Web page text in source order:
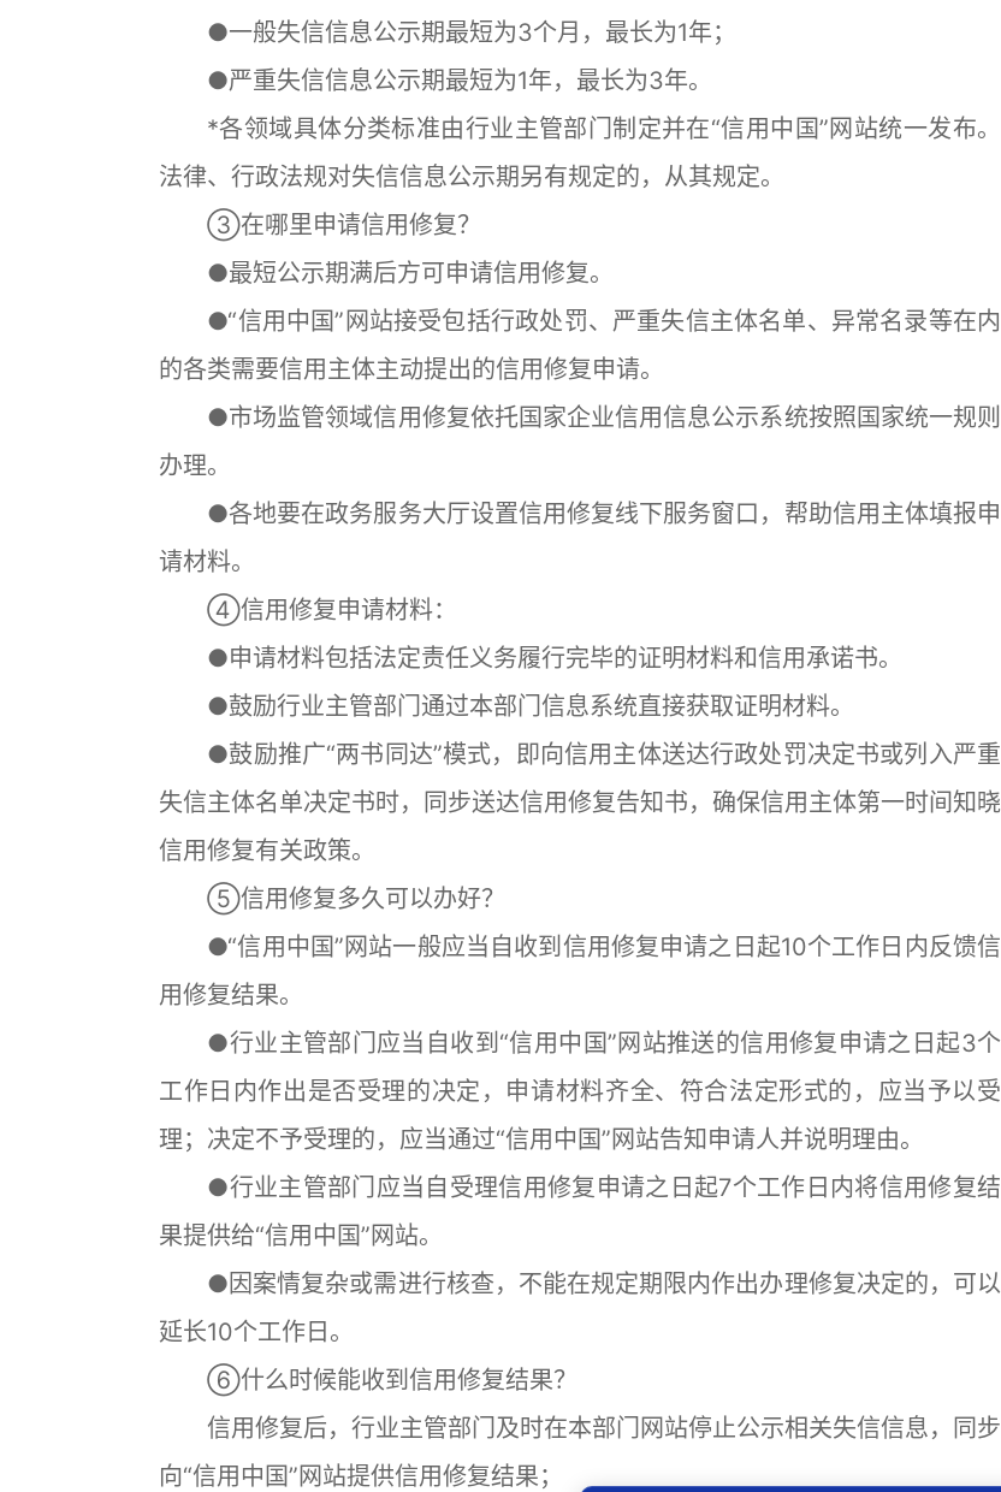
●一般失信信息公示期最短为3个月，最长为1年；
●严重失信信息公示期最短为1年，最长为3年。
*各领域具体分类标准由行业主管部门制定并在“信用中国”网站统一发布。
法律、行政法规对失信信息公示期另有规定的，从其规定。
③在哪里申请信用修复？
●最短公示期满后方可申请信用修复。
●“信用中国”网站接受包括行政处罚、严重失信主体名单、异常名录等在内
的各类需要信用主体主动提出的信用修复申请。
●市场监管领域信用修复依托国家企业信用信息公示系统按照国家统一规则
办理。
●各地要在政务服务大厅设置信用修复线下服务窗口，帮助信用主体填报申
请材料。
④信用修复申请材料：
●申请材料包括法定责任义务履行完毕的证明材料和信用承诺书。
●鼓励行业主管部门通过本部门信息系统直接获取证明材料。
●鼓励推广“两书同达”模式，即向信用主体送达行政处罚决定书或列入严重
失信主体名单决定书时，同步送达信用修复告知书，确保信用主体第一时间知晓
信用修复有关政策。
⑤信用修复多久可以办好？
●“信用中国”网站一般应当自收到信用修复申请之日起10个工作日内反馈信
用修复结果。
●行业主管部门应当自收到“信用中国”网站推送的信用修复申请之日起3个
工作日内作出是否受理的决定，申请材料齐全、符合法定形式的，应当予以受
理；决定不予受理的，应当通过“信用中国”网站告知申请人并说明理由。
●行业主管部门应当自受理信用修复申请之日起7个工作日内将信用修复结
果提供给“信用中国”网站。
●因案情复杂或需进行核查，不能在规定期限内作出办理修复决定的，可以
延长10个工作日。
⑥什么时候能收到信用修复结果？
信用修复后，行业主管部门及时在本部门网站停止公示相关失信信息，同步
向“信用中国”网站提供信用修复结果；